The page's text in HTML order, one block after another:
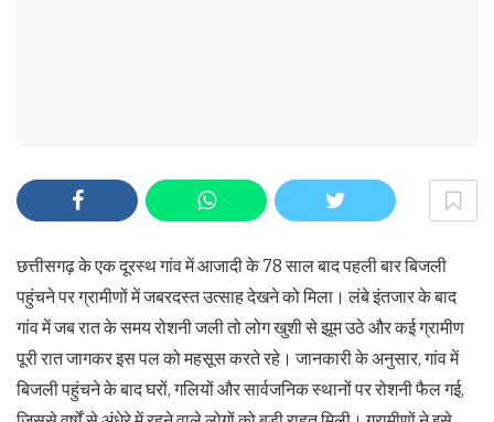
छत्तीसगढ़ के एक दूरस्थ गांव में आजादी के 78 साल बाद पहली बार बिजली
पहुंचने पर ग्रामीणों में जबरदस्त उत्साह देखने को मिला। लंबे इंतजार के बाद
गांव में जब रात के समय रोशनी जली तो लोग खुशी से झूम उठे और कई ग्रामीण
पूरी रात जागकर इस पल को महसूस करते रहे। जानकारी के अनुसार, गांव में
बिजली पहुंचने के बाद घरों, गलियों और सार्वजनिक स्थानों पर रोशनी फैल गई,